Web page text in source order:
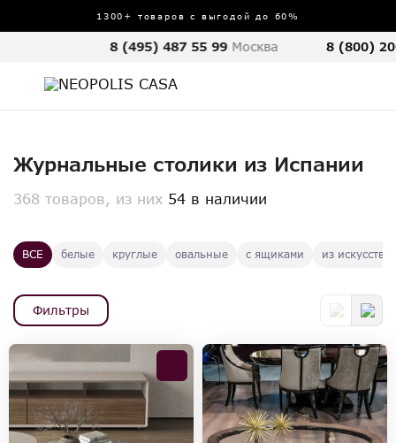
1300+ товаров с выгодой до 60%
8 (495) 487 55 99 Москва 8 (800)
Журнальные столики из Испании
368 товаров, из них 54 в наличии
ВСЕ белые круглые овальные с ящиками из
Фильтры